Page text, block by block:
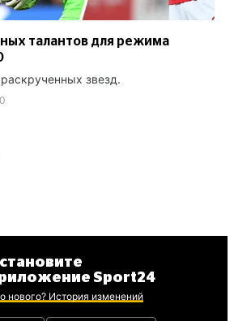
талантов для режима
звезд.
Sport24
нового? История изменений